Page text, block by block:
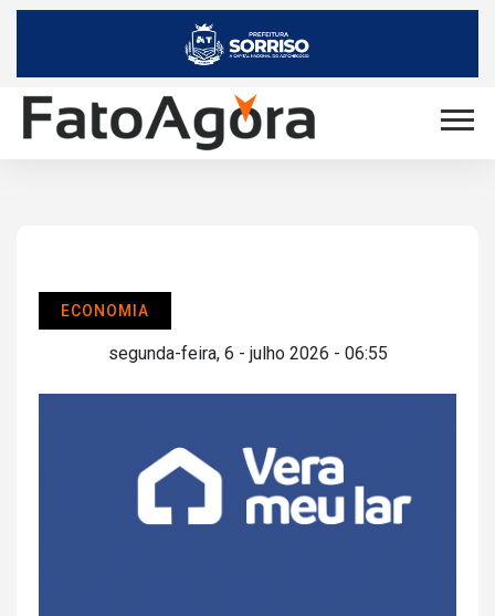
ECONOMIA
segunda-feira, 6 - julho 2026 - 06:55